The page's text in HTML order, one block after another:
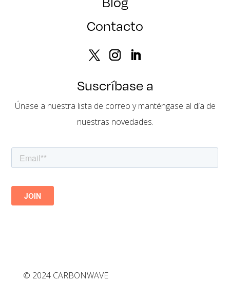
Contacto
Suscríbase a
Únase a nuestra lista de correo y manténgase al día de
nuestras novedades.
© 2024 CARBONWAVE